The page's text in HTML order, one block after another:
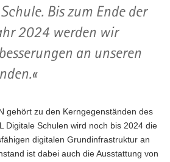
Bis zum Ende der
2024 werden wir
an unseren
gehört zu den Kerngegenständen des
Digitale Schulen wird noch bis 2024 die
digitalen Grundinfrastruktur an
ist dabei auch die Ausstattung von